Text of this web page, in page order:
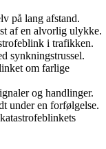
på lang afstand.
af en alvorlig ulykke.
i trafikken.
synkningstrussel.
om farlige
og handlinger.
under en forfølgelse.